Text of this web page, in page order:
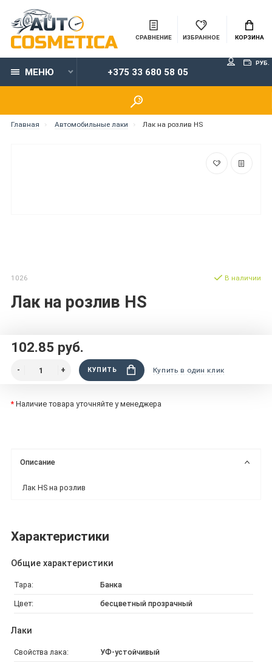
СРАВНЕНИЕ ИЗБРАННОЕ КОРЗИНА
МЕНЮ +375 33 680 58 05
РУБ.
Главная Автомобильные лаки Лак на розлив НS
1026
Лак на розлив НS
В наличии
102.85 руб.
КУПИТЬ Купить в один клик
* Наличие товара уточняйте у менеджера
Описание
Лак НS на розлив
Характеристики
Общие характеристики
Тара: Банка
Цвет: бесцветный прозрачный
Лаки
Свойства лака: УФ-устойчивый